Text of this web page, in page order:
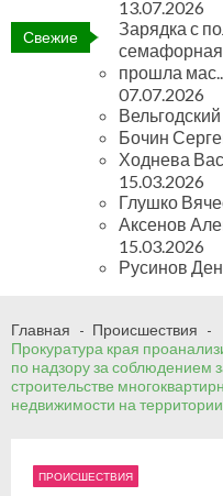
Свежие
13.07.2026
Зарядка с
семафорная
прошла
07.07.2026
Бочин
Ходнева
15.03.2026
Глушко
Аксенов
15.03.2026
Русинов
Главная
Происшествия
Прокуратура края
по надзору за соблюдением
строительстве
недвижимости на
ПРОИСШЕСТВИЯ